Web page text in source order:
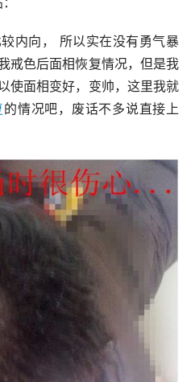
内向， 所以实在没有勇气暴
戒色后面相恢复情况，但是我
使面相变好，变帅，这里我就
的情况吧，废话不多说直接上